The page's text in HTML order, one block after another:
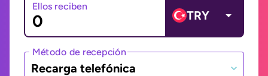
Ellos reciben
TRY
Método de recepción
Recarga telefónica